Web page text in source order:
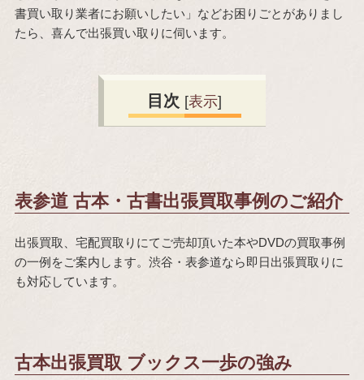
書買い取り業者にお願いしたい」などお困りごとがありまし
たら、喜んで出張買い取りに伺います。
目次 [表示]
表参道 古本・古書出張買取事例のご紹介
出張買取、宅配買取りにてご売却頂いた本やDVDの買取事例
の一例をご案内します。渋谷・表参道なら即日出張買取りに
も対応しています。
古本出張買取 ブックス一歩の強み